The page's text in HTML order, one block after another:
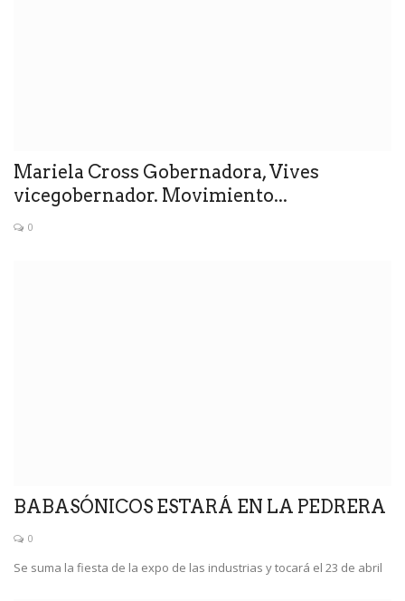
Mariela Cross Gobernadora, Vives
vicegobernador. Movimiento...
0
BABASÓNICOS ESTARÁ EN LA PEDRERA
0
Se suma la fiesta de la expo de las industrias y tocará el 23 de abril